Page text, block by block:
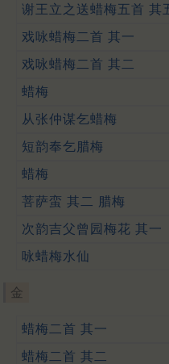
谢王立之送蜡梅五首 其
戏咏蜡梅二首 其一
戏咏蜡梅二首 其二
蜡梅
从张仲谋乞蜡梅
短韵奉乞腊梅
蜡梅
菩萨蛮 其二 腊梅
次韵吉父曾园梅花 其一
咏蜡梅水仙
金
蜡梅二首 其一
蜡梅二首 其二